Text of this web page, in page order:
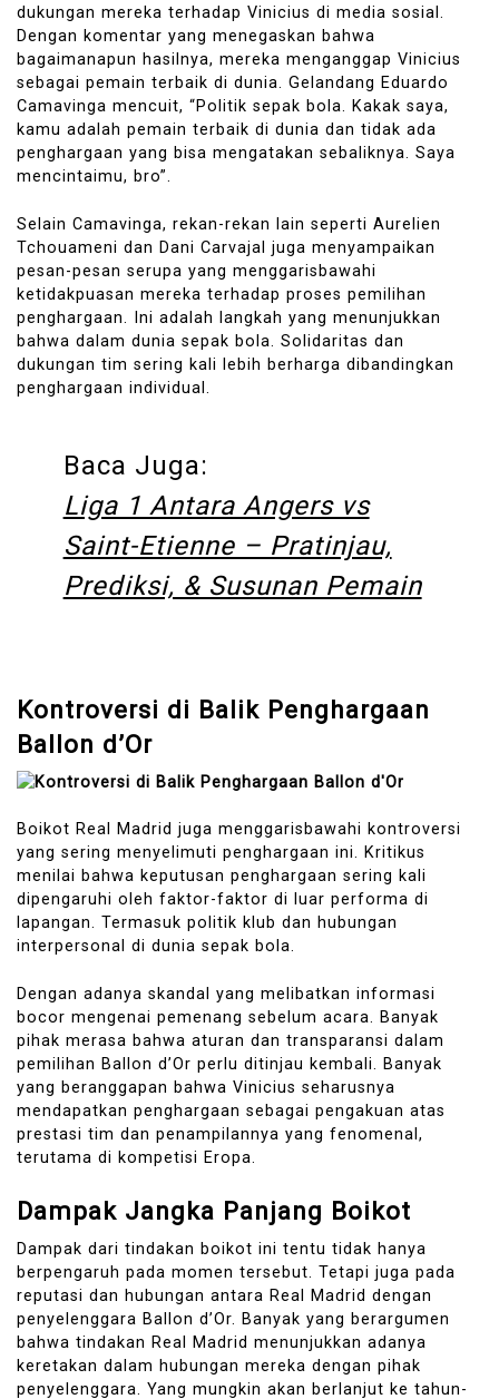
dukungan mereka terhadap Vinicius di media sosial.
Dengan komentar yang menegaskan bahwa
bagaimanapun hasilnya, mereka menganggap Vinicius
sebagai pemain terbaik di dunia. Gelandang Eduardo
Camavinga mencuit, “Politik sepak bola. Kakak saya,
kamu adalah pemain terbaik di dunia dan tidak ada
penghargaan yang bisa mengatakan sebaliknya. Saya
mencintaimu, bro”.
Selain Camavinga, rekan-rekan lain seperti Aurelien
Tchouameni dan Dani Carvajal juga menyampaikan
pesan-pesan serupa yang menggarisbawahi
ketidakpuasan mereka terhadap proses pemilihan
penghargaan. Ini adalah langkah yang menunjukkan
bahwa dalam dunia sepak bola. Solidaritas dan
dukungan tim sering kali lebih berharga dibandingkan
penghargaan individual.
Baca Juga:
Liga 1 Antara Angers vs
Saint-Etienne – Pratinjau,
Prediksi, & Susunan Pemain
Kontroversi di Balik Penghargaan
Ballon d’Or
Boikot Real Madrid juga menggarisbawahi kontroversi
yang sering menyelimuti penghargaan ini. Kritikus
menilai bahwa keputusan penghargaan sering kali
dipengaruhi oleh faktor-faktor di luar performa di
lapangan. Termasuk politik klub dan hubungan
interpersonal di dunia sepak bola.
Dengan adanya skandal yang melibatkan informasi
bocor mengenai pemenang sebelum acara. Banyak
pihak merasa bahwa aturan dan transparansi dalam
pemilihan Ballon d’Or perlu ditinjau kembali. Banyak
yang beranggapan bahwa Vinicius seharusnya
mendapatkan penghargaan sebagai pengakuan atas
prestasi tim dan penampilannya yang fenomenal,
terutama di kompetisi Eropa.
Dampak Jangka Panjang Boikot
Dampak dari tindakan boikot ini tentu tidak hanya
berpengaruh pada momen tersebut. Tetapi juga pada
reputasi dan hubungan antara Real Madrid dengan
penyelenggara Ballon d’Or. Banyak yang berargumen
bahwa tindakan Real Madrid menunjukkan adanya
keretakan dalam hubungan mereka dengan pihak
penyelenggara. Yang mungkin akan berlanjut ke tahun-